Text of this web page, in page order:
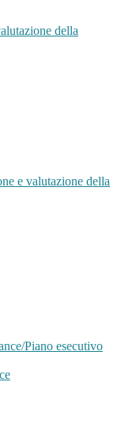
della
e valutazione della
Piano esecutivo